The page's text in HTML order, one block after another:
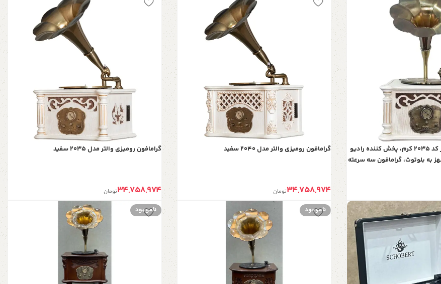
گرامافون رومیزی والتر کد 2035 کرم، پخش کننده رادیو
به بلوتوث، گرامافون سه سرعته
گرامافون رومیزی والتر مدل 2040 سفید
34,758,974تومان
گرامافون رومیزی والتر مدل 2035 سفید
34,758,974تومان
ناموجود ناموجود